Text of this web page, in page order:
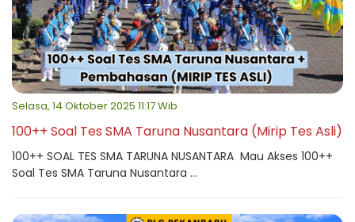
Selasa, 14 Oktober 2025 11:17 Wib
100++ Soal Tes SMA Taruna Nusantara (Mirip Tes Asli)
100++ SOAL TES SMA TARUNA NUSANTARA Mau Akses 100++
Soal Tes SMA Taruna Nusantara ...